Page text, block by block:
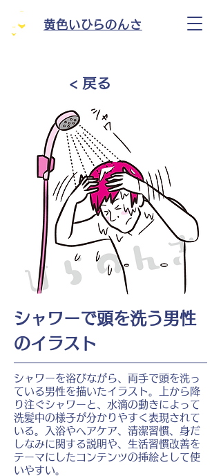
黄色いひらのんさ
< 戻る
シャワーで頭を洗う男性
のイラスト
シャワーを浴びながら、両手で頭を洗っ
ている男性を描いたイラスト。上から降
り注ぐシャワーと、水滴の動きによって
洗髪中の様子が分かりやすく表現されて
いる。入浴やヘアケア、清潔習慣、身だ
しなみに関する説明や、生活習慣改善を
テーマにしたコンテンツの挿絵として使
いやすい。